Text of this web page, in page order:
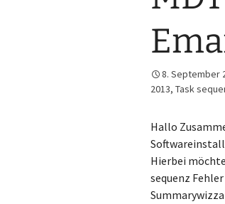
8. September
2013, Task
Hallo
Hierbei
sequenz